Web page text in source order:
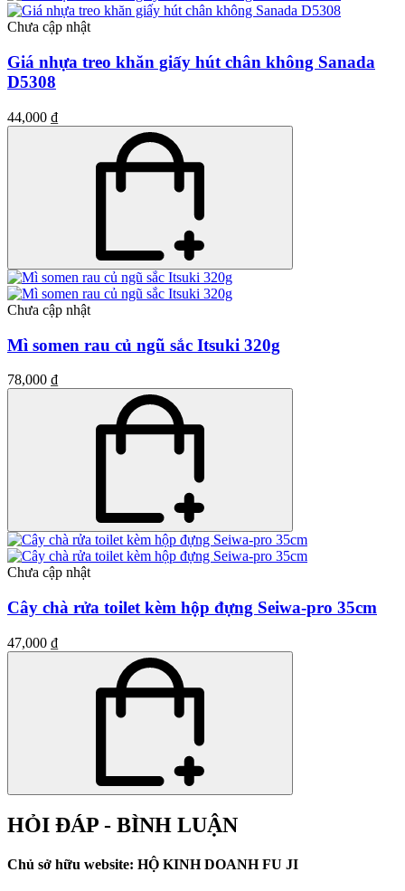
Chưa cập nhật
Giá nhựa treo khăn giấy hút chân không Sanada
D5308
44,000 ₫
Chưa cập nhật
Mì somen rau củ ngũ sắc Itsuki 320g
78,000 ₫
Chưa cập nhật
Cây chà rửa toilet kèm hộp đựng Seiwa-pro 35cm
47,000 ₫
HỎI ĐÁP - BÌNH LUẬN
Chủ sở hữu website: HỘ KINH DOANH FU JI